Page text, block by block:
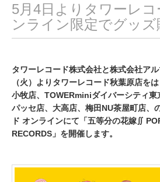
5月4日よりタワーレコ
ンライン限定でグッズ
タワーレコード株式会社と株式会社ア
（火）よりタワーレコード秋葉原店を
小牧店、TOWERminiダイバーシティ東
パッセ店、大高店、梅田NU茶屋町店、
ド オンラインにて「五等分の花嫁∬
RECORDS」を開催します。